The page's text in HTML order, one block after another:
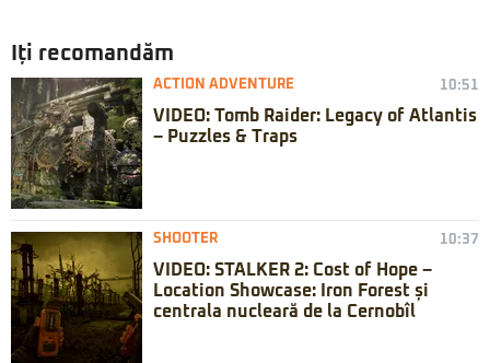
Iți recomandăm
ACTION ADVENTURE 10:51
VIDEO: Tomb Raider: Legacy of Atlantis
– Puzzles & Traps
SHOOTER 10:37
VIDEO: STALKER 2: Cost of Hope –
Location Showcase: Iron Forest și
centrala nucleară de la Cernobîl